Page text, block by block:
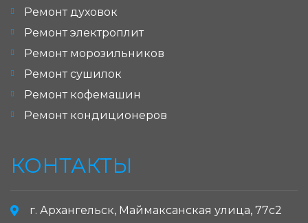
Ремонт духовок
Ремонт электроплит
Ремонт морозильников
Ремонт сушилок
Ремонт кофемашин
Ремонт кондиционеров
КОНТАКТЫ
г. Архангельск, Маймаксанская улица, 77с2